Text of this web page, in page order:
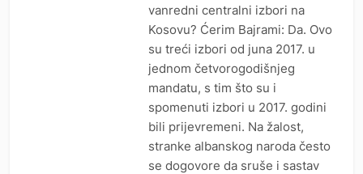
vanredni centralni izbori na
Kosovu? Ćerim Bajrami: Da. Ovo
su treći izbori od juna 2017. u
jednom četvorogodišnjeg
mandatu, s tim što su i
spomenuti izbori u 2017. godini
bili prijevremeni. Na žalost,
stranke albanskog naroda često
se dogovore da sruše i sastav